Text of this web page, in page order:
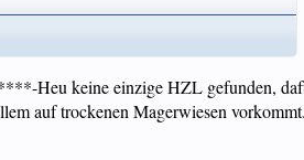
Heu keine einzige HZL gefunden,
auf trockenen Magerwiesen vorkommt.